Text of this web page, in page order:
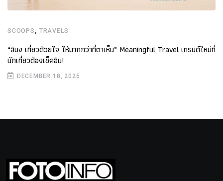
SCOOPS , TRAVELS
“ลิบง เที่ยวด้วยใจ ให้มากกว่าที่ตาเห็น” Meaningful Travel เทรนด์ใหม่ที่
นักเที่ยวต้องเช็คอิน!
DECEMBER 18, 2025